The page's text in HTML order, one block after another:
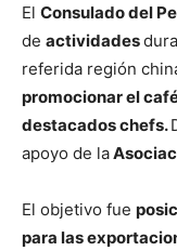
El Consulado del
de actividades
referida región
promocionar el
destacados chefs.
apoyo de la
El objetivo fue
para las